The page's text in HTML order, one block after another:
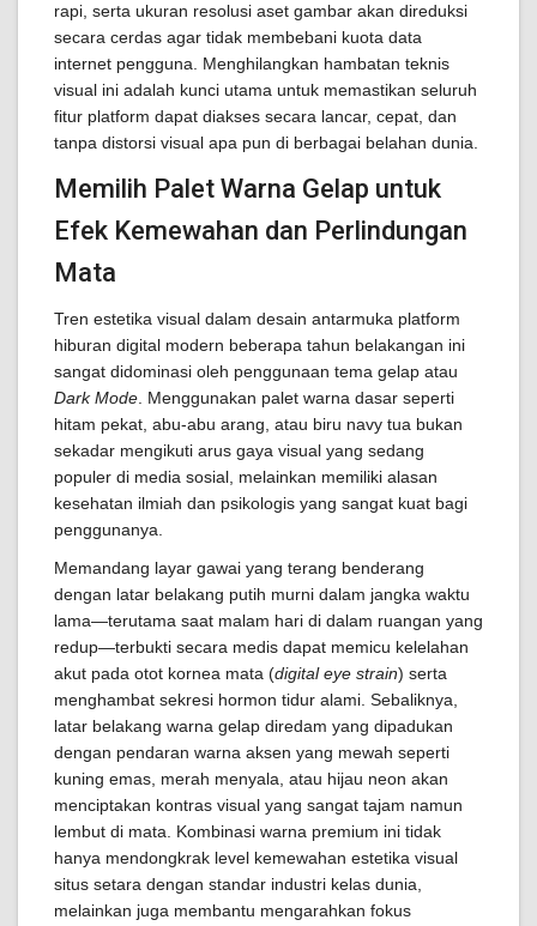
rapi, serta ukuran resolusi aset gambar akan direduksi
secara cerdas agar tidak membebani kuota data
internet pengguna. Menghilangkan hambatan teknis
visual ini adalah kunci utama untuk memastikan seluruh
fitur platform dapat diakses secara lancar, cepat, dan
tanpa distorsi visual apa pun di berbagai belahan dunia.
Memilih Palet Warna Gelap untuk
Efek Kemewahan dan Perlindungan
Mata
Tren estetika visual dalam desain antarmuka platform
hiburan digital modern beberapa tahun belakangan ini
sangat didominasi oleh penggunaan tema gelap atau
Dark Mode . Menggunakan palet warna dasar seperti
hitam pekat, abu-abu arang, atau biru navy tua bukan
sekadar mengikuti arus gaya visual yang sedang
populer di media sosial, melainkan memiliki alasan
kesehatan ilmiah dan psikologis yang sangat kuat bagi
penggunanya.
Memandang layar gawai yang terang benderang
dengan latar belakang putih murni dalam jangka waktu
lama—terutama saat malam hari di dalam ruangan yang
redup—terbukti secara medis dapat memicu kelelahan
akut pada otot kornea mata (digital eye strain) serta
menghambat sekresi hormon tidur alami. Sebaliknya,
latar belakang warna gelap diredam yang dipadukan
dengan pendaran warna aksen yang mewah seperti
kuning emas, merah menyala, atau hijau neon akan
menciptakan kontras visual yang sangat tajam namun
lembut di mata. Kombinasi warna premium ini tidak
hanya mendongkrak level kemewahan estetika visual
situs setara dengan standar industri kelas dunia,
melainkan juga membantu mengarahkan fokus